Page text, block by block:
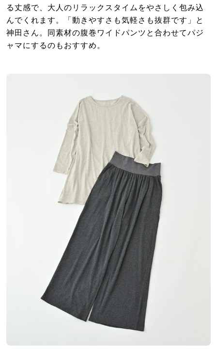
る丈感で、大人のリラックスタイムをやさしく包み込
んでくれます。「動きやすさも気軽さも抜群です」と
神田さん。同素材の腹巻ワイドパンツと合わせてパジ
ャマにするのもおすすめ。